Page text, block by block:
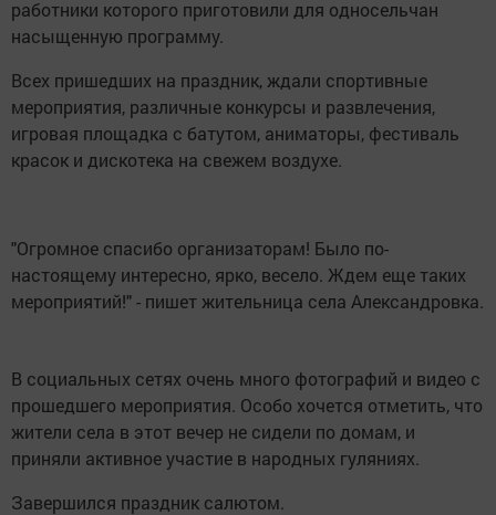
работники которого приготовили для односельчан
насыщенную программу.
Всех пришедших на праздник, ждали спортивные
мероприятия, различные конкурсы и развлечения,
игровая площадка с батутом, аниматоры, фестиваль
красок и дискотека на свежем воздухе.
"Огромное спасибо организаторам! Было по-
настоящему интересно, ярко, весело. Ждем еще таких
мероприятий!" - пишет жительница села Александровка.
В социальных сетях очень много фотографий и видео с
прошедшего мероприятия. Особо хочется отметить, что
жители села в этот вечер не сидели по домам, и
приняли активное участие в народных гуляниях.
Завершился праздник салютом.